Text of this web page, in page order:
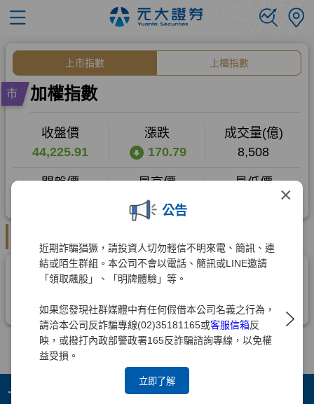
×
公告
近期詐騙猖獗，請投資人切勿輕信不明來電、簡訊、連
結或陌生群組。本公司不會以電話、簡訊或LINE邀請
「領取飆股」、「明牌體驗」等。
如果您發現社群媒體中有任何假借本公司名義之行為，
請洽本公司反詐騙專線(02)35181165或客服信箱反
映，或撥打內政部警政署165反詐騙諮詢專線，以免權
益受損。
立即了解
+